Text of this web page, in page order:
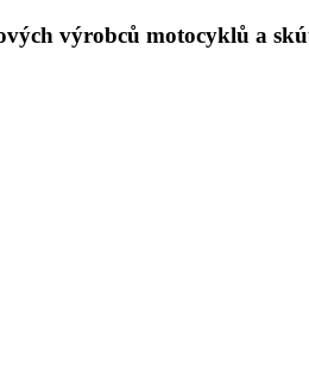
výrobců motocyklů a